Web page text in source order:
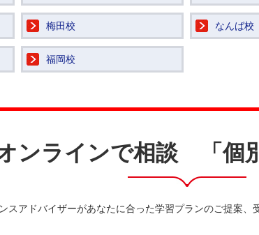
梅田校 なんば校
福岡校
ンラインで相談 「個
スアドバイザーがあなたに合った学習プランのご提案、